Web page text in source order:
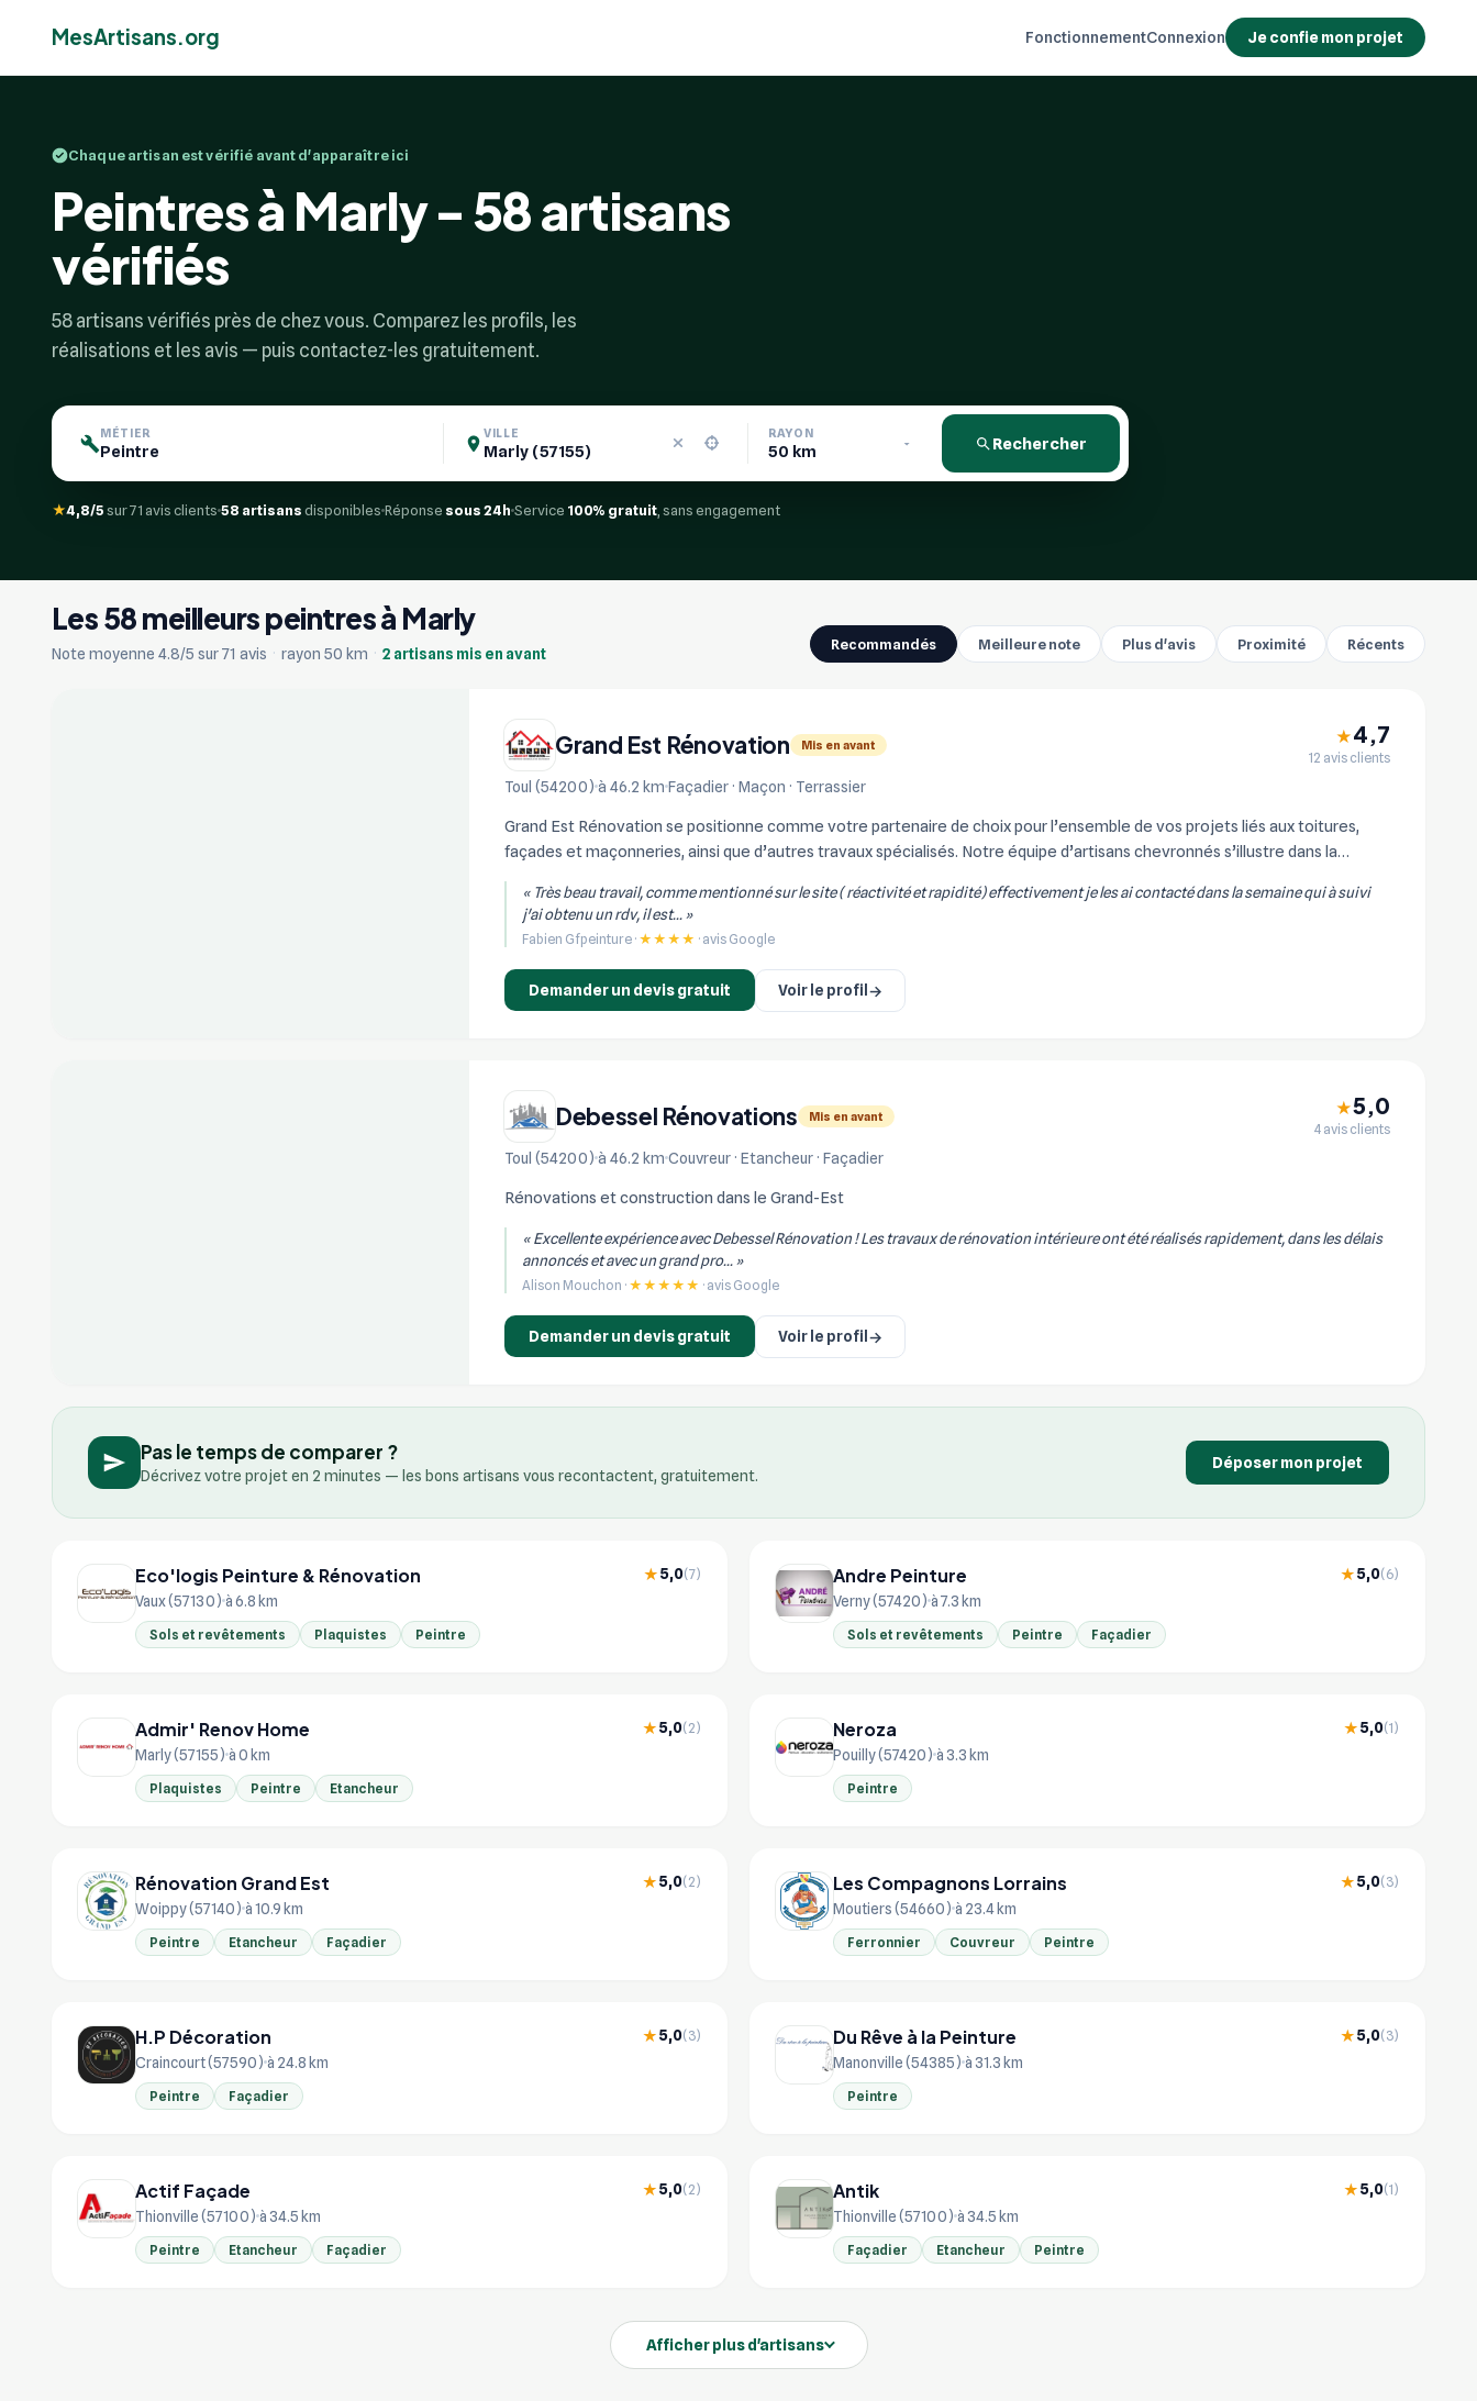
MesArtisans.org FonctionnementConnexion Je confie mon projet
Chaque artisan est vérifié avant d'apparaître ici
Peintres à Marly - 58 artisans
vérifiés
58 artisans vérifiés près de chez vous. Comparez les profils, les
réalisations et les avis — puis contactez-les gratuitement.
MÉTIER VILLE RAYON
Rechercher
★4,8/5sur 71 avis clients 58 artisansdisponibles Réponse sous 24h Service 100% gratuit , sans engagement
Les 58 meilleurs peintres à Marly
Note moyenne 4.8/5 sur 71 avis · rayon 50 km · 2 artisans mis en avant
Recommandés Meilleure note Plus d'avis Proximité Récents
Grand Est Rénovation Mis en avant
Toul (54200) à 46.2 km Façadier · Maçon · Terrassier
★4,7
12 avis clients
Grand Est Rénovation se positionne comme votre partenaire de choix pour l’ensemble de vos projets liés aux toitures,
façades et maçonneries, ainsi que d’autres travaux spécialisés. Notre équipe d’artisans chevronnés s’illustre dans la
« Très beau travail, comme mentionné sur le site ( réactivité et rapidité) effectivement je les ai contacté dans la semaine qui à suivi
j'ai obtenu un rdv, il est... »
Fabien Gfpeinture · ★★★★ · avis Google
Demander un devis gratuit Voir le profil →
Debessel Rénovations Mis en avant
Toul (54200) à 46.2 km Couvreur · Etancheur · Façadier
★5,0
4 avis clients
Rénovations et construction dans le Grand-Est
« Excellente expérience avec Debessel Rénovation ! Les travaux de rénovation intérieure ont été réalisés rapidement, dans les délais
annoncés et avec un grand pro... »
Alison Mouchon · ★★★★★ · avis Google
Demander un devis gratuit Voir le profil →
Pas le temps de comparer ?
Décrivez votre projet en 2 minutes — les bons artisans vous recontactent, gratuitement.
Déposer mon projet
Eco'logis Peinture & Rénovation ★5,0(7)
Vaux (57130) à 6.8 km
Sols et revêtements Plaquistes Peintre
Andre Peinture ★5,0(6)
Verny (57420) à 7.3 km
Sols et revêtements Peintre Façadier
Admir' Renov Home ★5,0(2)
Marly (57155) à 0 km
Plaquistes Peintre Etancheur
Neroza ★5,0(1)
Pouilly (57420) à 3.3 km
Peintre
Rénovation Grand Est ★5,0(2)
Woippy (57140) à 10.9 km
Peintre Etancheur Façadier
Les Compagnons Lorrains ★5,0(3)
Moutiers (54660) à 23.4 km
Ferronnier Couvreur Peintre
H.P Décoration ★5,0(3)
Craincourt (57590) à 24.8 km
Peintre Façadier
Du Rêve à la Peinture ★5,0(3)
Manonville (54385) à 31.3 km
Peintre
Actif Façade ★5,0(2)
Thionville (57100) à 34.5 km
Peintre Etancheur Façadier
Antik ★5,0(1)
Thionville (57100) à 34.5 km
Façadier Etancheur Peintre
Afficher plus d'artisans